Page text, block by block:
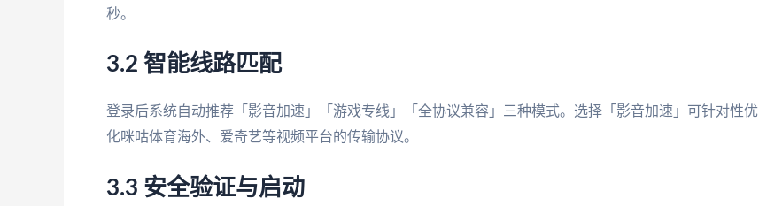
秒。
3.2 智能线路匹配
登录后系统自动推荐「影音加速」「游戏专线」「全协议兼容」三种模式。选择「影音加速」可针对性优
化咪咕体育海外、爱奇艺等视频平台的传输协议。
3.3 安全验证与启动